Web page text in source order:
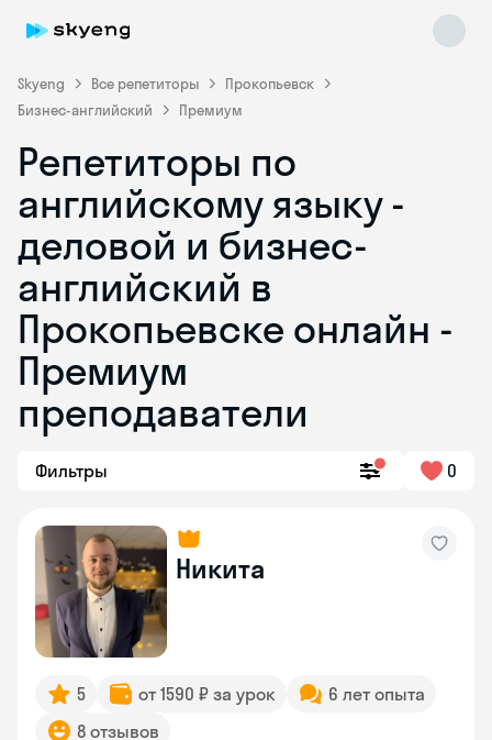
Skyeng Все репетиторы
Прокопьевск
Бизнес-английский
Премиум
Репетиторы по
английскому языку -
деловой и бизнес-
английский в
Прокопьевске онлайн -
Премиум
преподаватели
Фильтры 0
Никита
5 от 1590 ₽ за урок
6 лет опыта
8 отзывов
Skyeng Chat